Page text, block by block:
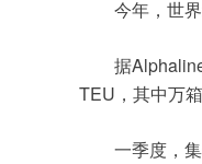
今年，世
据
TEU ，其中万
一季度，